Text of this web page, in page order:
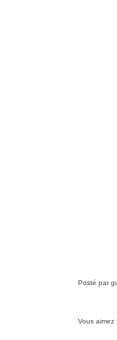
Posté par
Vous aimez